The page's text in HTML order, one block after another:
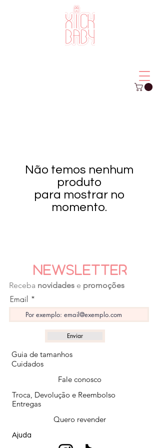
Não temos nenhum
produto
para mostrar no
momento.
Newsletter
Receba novidades e promoções
Email
Enviar
Guia de tamanhos
Cuidados
Fale conosco
Troca, Devolução e Reembolso
Entregas
Quero revender
Ajuda